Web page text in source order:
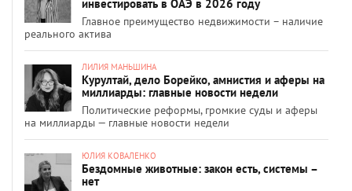
инвестировать в ОАЭ в 2026 году
Главное преимущество недвижимости – наличие
реального актива
ЛИЛИЯ МАНЬШИНА
Курултай, дело Борейко, амнистия и аферы на
миллиарды: главные новости недели
Политические реформы, громкие суды и аферы
на миллиарды — главные новости недели
ЮЛИЯ КОВАЛЕНКО
Бездомные животные: закон есть, системы –
нет